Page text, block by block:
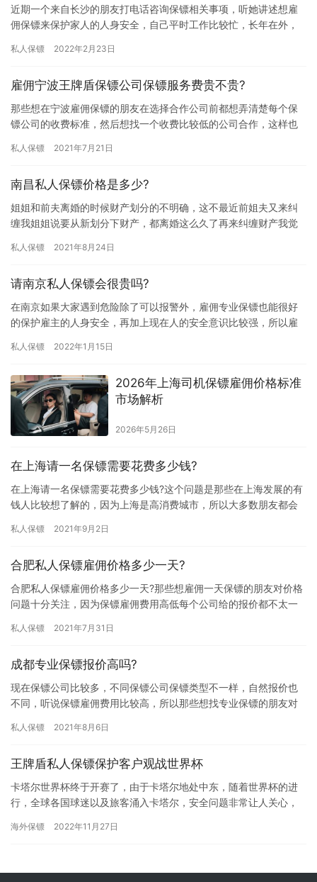
近期一个来自长沙的朋友打电话咨询保镖相关事项，听她讲述想雇
佣保镖来保护家人的人身安全，自己平时工作比较忙，长年在外，
保护他…
私人保镖 2022年2月23日
雇佣宁波王牌盾保镖公司保镖服务费贵不贵?
那些想在宁波雇佣保镖的朋友在选择合作公司前都想弄清楚每个保
镖公司的收费标准，然后想找一个收费比较低的公司合作，这样也
多…
私人保镖 2021年7月21日
南昌私人保镖价格是多少?
姐姐和前夫离婚的时候财产划分的不明确，这不最近前姐夫又来纠
缠我姐姐说要从新划分下财产，都离婚这么久了再来纠缠财产我觉
下吧…
私人保镖 2021年8月24日
请南京私人保镖会很贵吗?
在南京如果大家遇到危险除了可以报警外，雇佣专业保镖也能很好
的保护雇主的人身安全，再加上现在人的安全意识比较强，所以雇
南京私…
私人保镖 2022年1月15日
2026年上海司机保镖雇佣价格标准
市场解析
2026年5月26日
在上海请一名保镖需要花费多少钱?
在上海请一名保镖需要花费多少钱?这个问题是那些在上海发展的有
钱人比较想了解的，因为上海是高消费城市，所以大多数朋友都会
在上…
私人保镖 2021年9月2日
合肥私人保镖雇佣价格多少一天?
合肥私人保镖雇佣价格多少一天?那些想雇佣一天保镖的朋友对价格
问题十分关注，因为保镖雇佣费用高低每个公司给的报价都不太一
肥私…
私人保镖 2021年7月31日
成都专业保镖报价高吗?
现在保镖公司比较多，不同保镖公司保镖类型不一样，自然报价也
不同，听说保镖雇佣费用比较高，所以那些想找专业保镖的朋友对
吗…
私人保镖 2021年8月6日
王牌盾私人保镖保护客户观战世界杯
卡塔尔世界杯终于开赛了，由于卡塔尔地处中东，随着世界杯的进
行，全球各国球迷以及旅客涌入卡塔尔，安全问题非常让人关心，
司。 明…
海外保镖 2022年11月27日